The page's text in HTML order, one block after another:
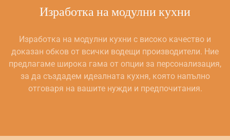
Изработка на модулни кухни
Изработка на модулни кухни с високо качество и
доказан обков от всички водещи производители. Ние
предлагаме широка гама от опции за персонализация,
за да създадем идеалната кухня, която напълно
отговаря на вашите нужди и предпочитания.